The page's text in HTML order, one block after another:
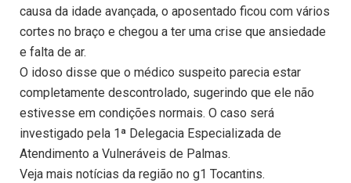
causa da idade avançada, o aposentado ficou com vários
cortes no braço e chegou a ter uma crise que ansiedade
e falta de ar.
O idoso disse que o médico suspeito parecia estar
completamente descontrolado, sugerindo que ele não
estivesse em condições normais. O caso será
investigado pela 1ª Delegacia Especializada de
Atendimento a Vulneráveis de Palmas.
Veja mais notícias da região no g1 Tocantins.